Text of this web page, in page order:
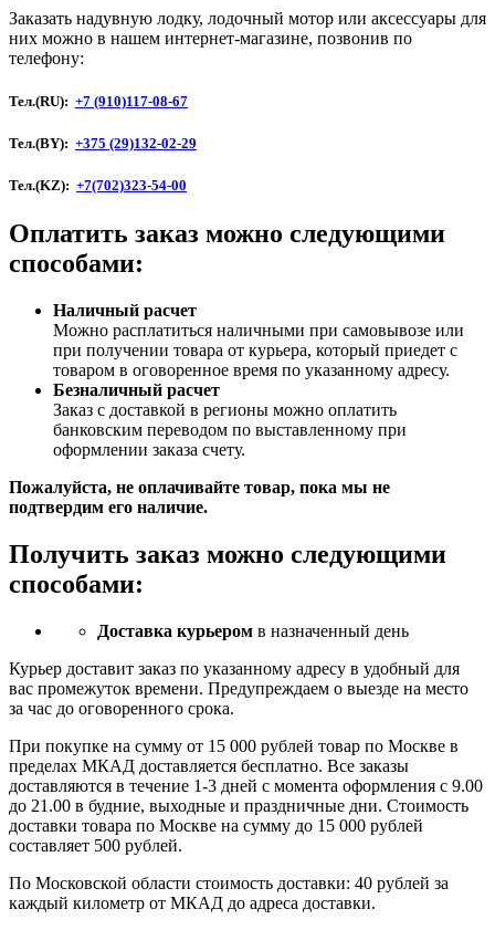
Заказать надувную лодку, лодочный мотор или аксессуары для
них можно в нашем интернет-магазине, позвонив по
телефону:
Тел.(RU): +7 (910)117-08-67
Тел.(BY): +375 (29)132-02-29
Тел.(KZ): +7(702)323-54-00
Оплатить заказ можно следующими
способами:
Наличный расчет
Можно расплатиться наличными при самовывозе или
при получении товара от курьера, который приедет с
товаром в оговоренное время по указанному адресу.
Безналичный расчет
Заказ c доставкой в регионы можно оплатить
банковским переводом по выставленному при
оформлении заказа счету.
Пожалуйста, не оплачивайте товар, пока мы не
подтвердим его наличие.
Получить заказ можно следующими
способами:
Доставка курьером в назначенный день
Курьер доставит заказ по указанному адресу в удобный для
вас промежуток времени. Предупреждаем о выезде на место
за час до оговоренного срока.
При покупке на сумму от 15 000 рублей товар по Москве в
пределах МКАД доставляется бесплатно. Все заказы
доставляются в течение 1-3 дней с момента оформления с 9.00
до 21.00 в будние, выходные и праздничные дни. Стоимость
доставки товара по Москве на сумму до 15 000 рублей
составляет 500 рублей.
По Московской области стоимость доставки: 40 рублей за
каждый километр от МКАД до адреса доставки.